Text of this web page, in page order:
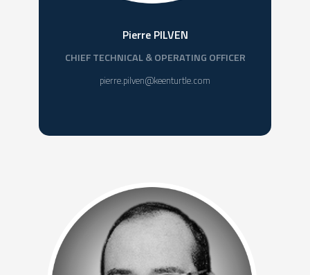
Pierre PILVEN
CHIEF TECHNICAL & OPERATING OFFICER
pierre.pilven@keenturtle.com